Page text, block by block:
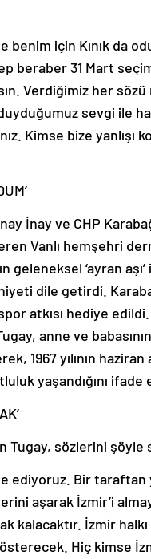
benim için Kınık da
beraber 31 Mart
Verdiğimiz her
sevgi ile
Kimse bize yanlışı
İnay ve CHP
Vanlı hemşehri
geleneksel ‘ayran
dile getirdi.
atkısı hediye
anne ve
1967 yılının
yaşandığını ifade
Tugay, sözlerini
ediyoruz. Bir taraftan
aşarak İzmir’i
kalacaktır. İzmir
Hiç kimse